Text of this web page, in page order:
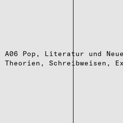
A06 Pop, Literatur und
Theorien, Schreibweisen,